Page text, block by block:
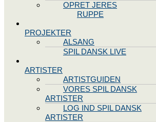
OPRET JERES
STYREGRUPPE
PROJEKTER
ALSANG
SPIL DANSK LIVE
ARTISTER
ARTISTGUIDEN
VORES SPIL DANSK
ARTISTER
LOG IND SPIL DANSK
ARTISTER